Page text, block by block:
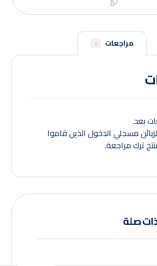
مراجعات ٠
بعد.
مسجلي الدخول الذين قاموا
ترك مراجعة.
صلة